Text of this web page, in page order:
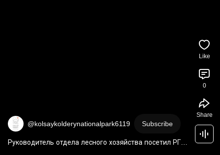
@kolsaykolderynationalpark6119 Subscribe
Руководитель отдела лесного хозяйства посетил РГУ
Like
0
Share